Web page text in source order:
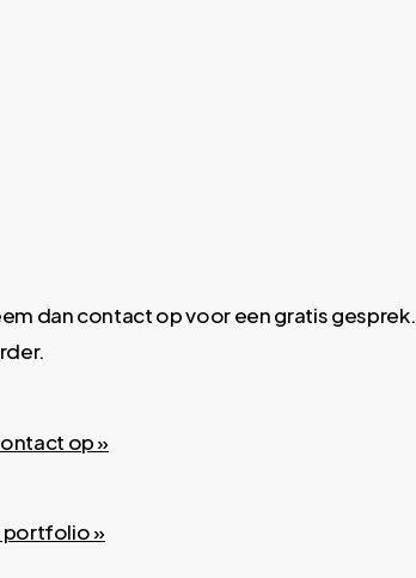
dan contact op voor een gratis gesprek.
op »
portfolio »